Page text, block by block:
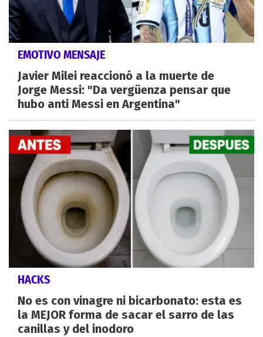
EMOTIVO MENSAJE
Javier Milei reaccionó a la muerte de
Jorge Messi: "Da vergüenza pensar que
hubo anti Messi en Argentina"
HACKS
No es con vinagre ni bicarbonato: esta es
la MEJOR forma de sacar el sarro de las
canillas y del inodoro